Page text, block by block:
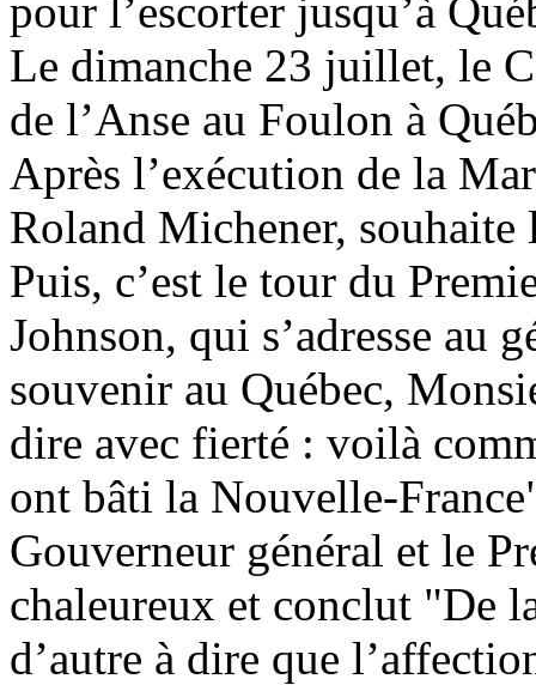
pour l’escorter jusqu’à
Le dimanche 23 juillet, le
de l’Anse au Foulon à
Après l’exécution de la
Roland Michener,
Puis, c’est le tour du
Johnson, qui s’adresse au
souvenir au Québec,
dire avec fierté : voilà
ont bâti la Nouvelle-
Gouverneur général et le
chaleureux et conclut "De
d’autre à dire que